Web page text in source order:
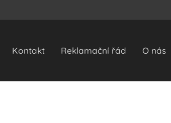
Kontakt Reklamační řád O nás